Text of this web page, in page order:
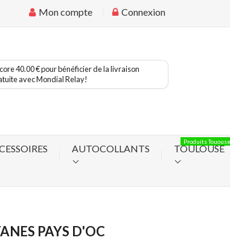
Mon compte Connexion
40.00 € pour bénéficier de la livraison
avec Mondial Relay!
AUTOCOLLANTS TOULOUSE
Produits Tououse
PAYS D'OC